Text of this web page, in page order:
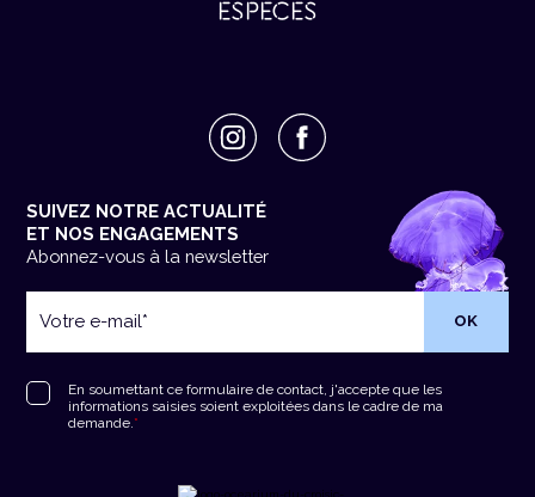
ESPÈCES
SUIVEZ NOTRE ACTUALITÉ
ET NOS ENGAGEMENTS
Abonnez-vous à la newsletter
e-
RGPD*
En soumettant ce formulaire de contact, j'accepte que les
informations saisies soient exploitées dans le cadre de ma
demande. *